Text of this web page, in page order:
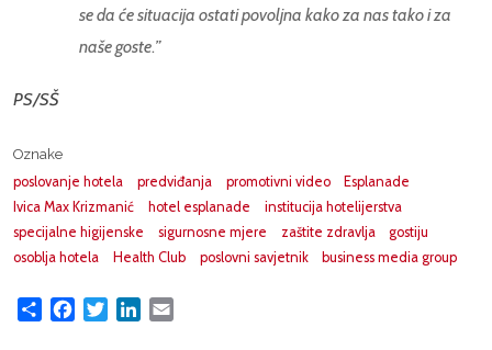
se da će situacija ostati povoljna kako za nas tako i za
naše goste.”
PS/SŠ
Oznake
poslovanje hotela
predviđanja promotivni video
Esplanade
Ivica Max Krizmanić
hotel esplanade
institucija hotelijerstva
specijalne higijenske
sigurnosne mjere zaštite zdravlja
gostiju
osoblja hotela
Health Club poslovni savjetnik business media group
Share FacebookTwitterLinkedIn